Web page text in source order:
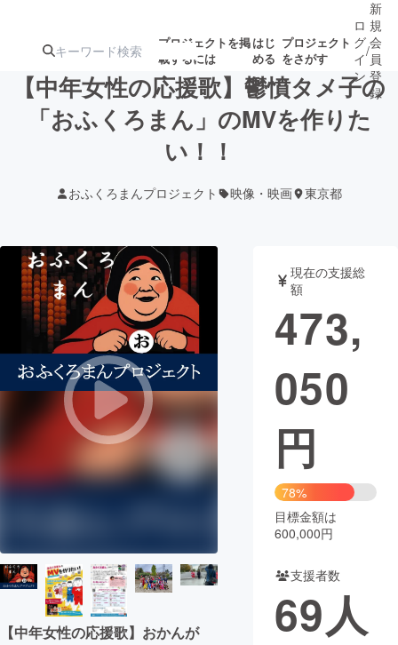
プロジェクトを掲
載するには
はじ
める
プロジェクト
をさがす
注目の新着プロ
募集終了が近いプ
テクノロジー・ガジェット
映像・映画 書籍・雑誌
ビジネス・起業 チャレンジ
まちづくり・地域活性化
CAMPFIRE for Social Good
CAMPFIRE Creation
コミュニティ
ロ
グ
イ
ン
/
新
規
会
員
登
録
【中年女性の応援歌】鬱憤タメ子の
「おふくろまん」のMVを作りた
い！！
おふくろまんプロジェクト 映像・映画 東京都
【中年女性の応援歌】おかんが
現在の支援総
額
473,
050
円
78%
目標金額は
600,000円
支援者数
69人